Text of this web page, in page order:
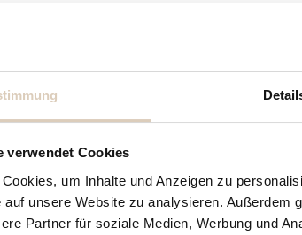
verwendet Cookies
um Inhalte und Anzeigen zu
auf unsere Website zu analysieren. Außerdem
Partner für soziale Medien, Werbung und